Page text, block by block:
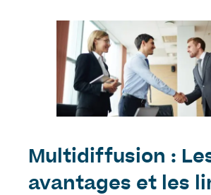
Multidiffusion :
avantages et les